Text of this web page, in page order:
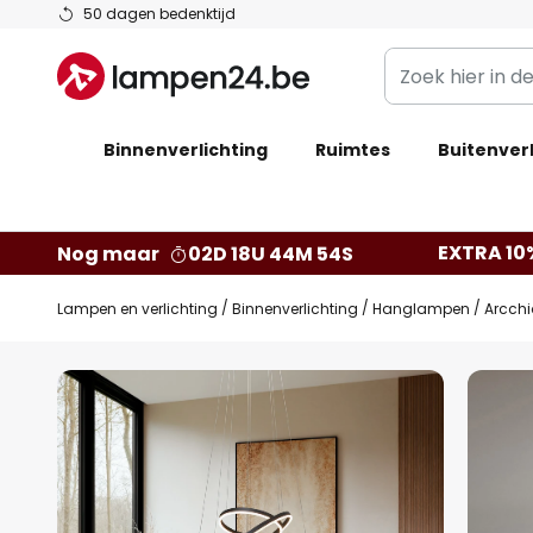
50 dagen bedenktijd
Ga
de
inhoud
Zoek
hier
de
Binnenverlichting Ruimtes
Nog maar 02D 18U 44M 53S EXTRA
Lampen en verlichting Binnenverlichting Hanglampen
Ga
naar
het
einde
van